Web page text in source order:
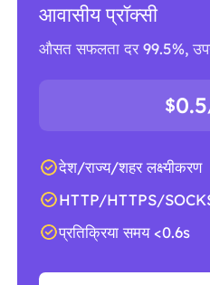
आवासीय प्रॉक्सी
औसत सफलता दर 99.5%,
$0.5
देश/राज्य/शहर लक्ष्यीकरण
HTTP/HTTPS/
प्रतिक्रिया समय <0.6s